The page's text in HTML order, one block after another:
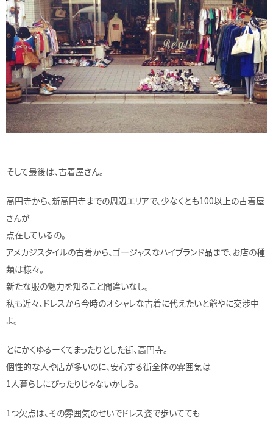
そして最後は、古着屋さん。
高円寺から、新高円寺までの周辺エリアで、少なくとも100以上の古着屋
さんが
点在しているの。
アメカジスタイルの古着から、ゴージャスなハイブランド品まで、お店の種
類は様々。
新たな服の魅力を知ること間違いなし。
私も近々、ドレスから今時のオシャレな古着に代えたいと爺やに交渉中
よ。
とにかくゆるーくてまったりとした街、高円寺。
個性的な人や店が多いのに、安心する街全体の雰囲気は
1人暮らしにぴったりじゃないかしら。
1つ欠点は、その雰囲気のせいでドレス姿で歩いてても